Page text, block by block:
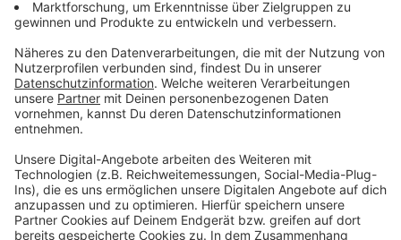
Alexa
aktiviere Life Radio". Oderdiesen Linkklicken!
Schritt 2: Life Radio hören mit "Alexa, starte Life
Radio"